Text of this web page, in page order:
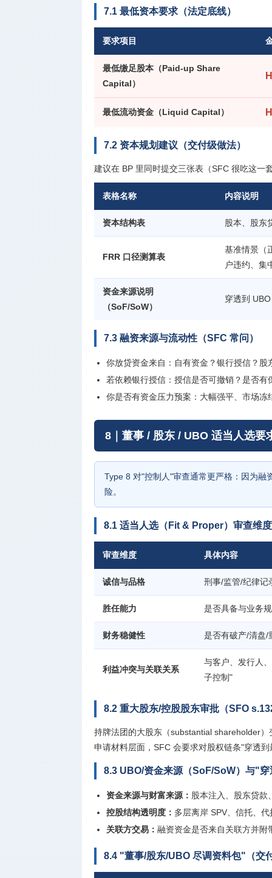
7.1 最低资本要求（法定底线）
要求项目
最低缴足股本（Paid-up Share
Capital）
最低流动资金（Liquid Capital）
7.2 资本规划建议（交付级做法）
建议在 BP 里同时提交三张表（SFC 很吃这一
表格名称 内容说明
资本结构表 股本、股东
FRR 口径测算表
基准情景（
户违约、集
资金来源说明
（SoF/SoW）
穿透到
7.3 融资来源与流动性（SFC 常问）
你放贷资金来自：自有资金？银行授信？股
若依赖银行授信：授信是否可撤销？是否
你是否有资金压力预案：大幅强平、市场
8｜董事 / 股东 / UBO 适当人选要
Type 8 对"控制人"审查通常更严格：因为融
险。
8.1 适当人选（Fit & Proper）审查维度
审查维度 具体内容
诚信与品格 刑事/监管/纪律记
胜任能力 是否具备与业务
财务稳健性 是否有破产/清盘/
利益冲突与关联关系
与客户、发行人
子控制"
8.2 重大股东/控股股东审批（SFO
持牌法团的大股东（substantial shareholder
申请材料层面，SFC 会要求对股权链条"穿透
8.3 UBO/资金来源（SoF/SoW）与"
资金来源与财富来源： 股本注入、股东贷款
控股结构透明度： 多层离岸 SPV、信托、
关联方交易： 融资资金是否来自关联方并附
8.4 "董事/股东/UBO 尽调资料包"（交